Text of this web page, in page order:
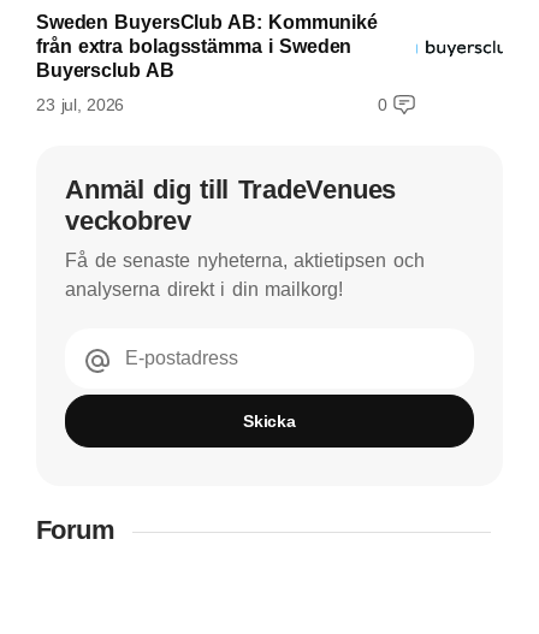
Sweden BuyersClub AB: Kommuniké
från extra bolagsstämma i Sweden
Buyersclub AB
23 jul, 2026 0
Anmäl dig till TradeVenues
veckobrev
Få de senaste nyheterna, aktietipsen och
analyserna direkt i din mailkorg!
E-postadress
Skicka
Forum